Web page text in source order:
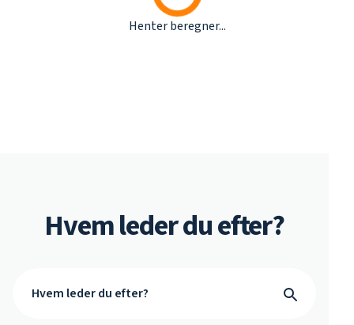
Henter beregner...
Hvem leder du efter?